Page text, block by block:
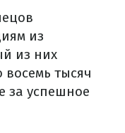
из
из них
тысяч
за успешное